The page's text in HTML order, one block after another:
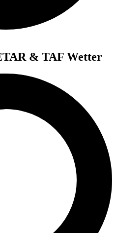
& TAF Wetter